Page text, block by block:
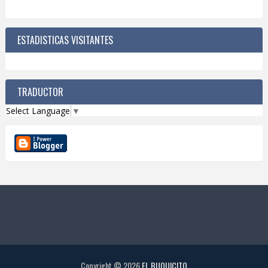
ESTADISTICAS VISITANTES
TRADUCTOR
Select Language ▼